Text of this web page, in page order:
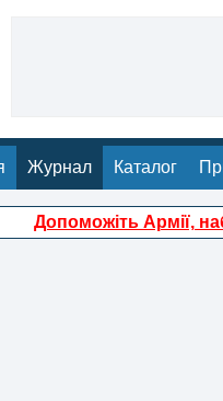
Журнал Каталог
Допоможіть Армії,